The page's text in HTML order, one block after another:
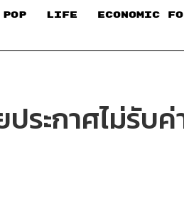
POP LIFE ECONOMIC
ระกาศไม่รับ